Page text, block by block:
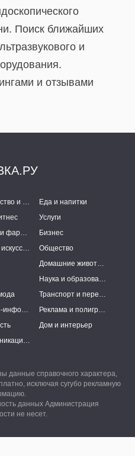
Поиск ближайших
и
и отзывами
Строительство и ремонт
Еда и напитки
Услуги
Медицина и фармацевтика
Бизнес
Культура и искусство
Общество
Домашние животные
Наука и образование
Транспорт и перевозки
Справочно-информационные системы
Реклама и полиграфия
Дом и интерьер
Телекоммуникации и связь
данные справочного характера,
исключая сугубо рекламную
данных Администрация
не несет.